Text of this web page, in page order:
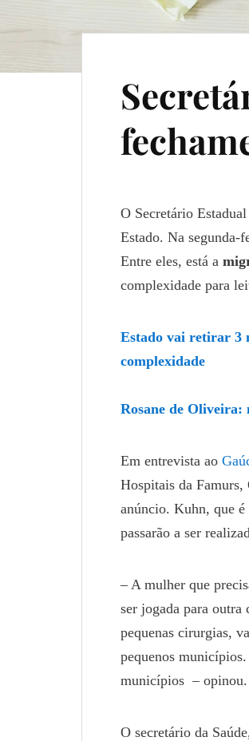
O Secretário
Estado. Na segunda-
Entre eles, está a
complexidade para
Estado vai retirar 3
complexidade
Rosane de Oliveira:
Em entrevista ao
Hospitais da
anúncio. Kuhn, que
passarão a ser
– A mulher que
ser jogada para
pequenas cirurgias,
pequenos
municípios – opinou.
O secretário da